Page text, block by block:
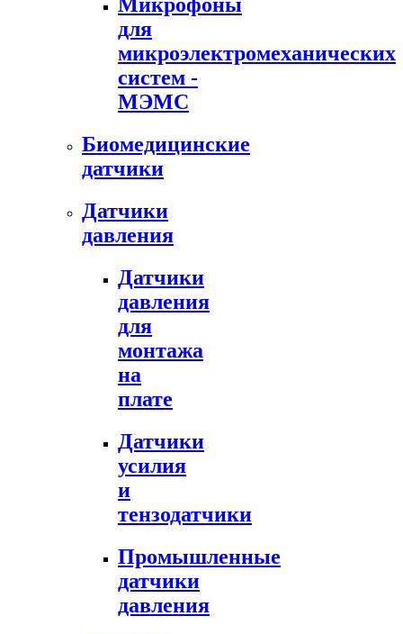
Микрофоны
для
микроэлектромеханических
систем -
МЭМС
Биомедицинские
датчики
Датчики
давления
Датчики
давления
для
монтажа
на
плате
Датчики
усилия
и
тензодатчики
Промышленные
датчики
давления